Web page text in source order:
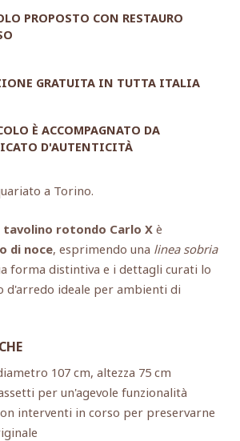
PROPOSTO CON RESTAURO
GRATUITA IN TUTTA ITALIA
È ACCOMPAGNATO DA
D'AUTENTICITÀ
a Torino.
rotondo Carlo Xè
di noce, esprimendo una linea sobria
forma distintiva e i dettagli curati lo
d'arredo ideale per ambienti di
107 cm, altezza 75 cm
per un'agevole funzionalità
interventi in corso per preservarne